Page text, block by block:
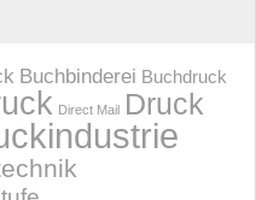
Buchbinderei Buchdruck
Direct Mail Druck